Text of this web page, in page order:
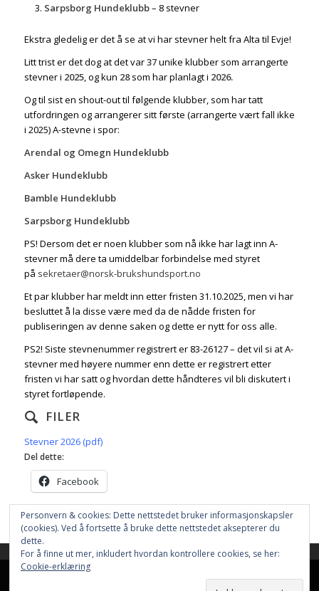
Sarpsborg Hundeklubb– 8 stevner
Ekstra gledelig er det å se at vi har stevner helt fra Alta til Evje!
Litt trist er det dog at det var37unike klubber som arrangerte
stevner i 2025, og kun 28som har planlagt i 2026.
Og til sist en shout-out til følgende klubber, som har tatt
utfordringen og arrangerer sitt første (arrangerte vært fall ikke
i 2025) A-stevne i spor:
Arendal og Omegn Hundeklubb
Asker Hundeklubb
Bamble Hundeklubb
Sarpsborg Hundeklubb
PS! Dersom det er noen klubber som nå ikke har lagt inn A-
stevner må dere ta umiddelbar forbindelse med styret
på sekretaer@norsk-brukshundsport.no
Et par klubber har meldt inn etter fristen 31.10.2025, men vi har
besluttet å la disse være med da de nådde fristen for
publiseringen av denne saken og dette er nytt for oss alle.
PS2! Siste stevnenummer registrert er 83-26127 – det vil si at A-
stevner med høyere nummer enn dette er registrert etter
fristen vi har satt og hvordan dette håndteres vil bli diskutert i
styret fortløpende.
FILER
Stevner 2026 (pdf)
Del dette:
Facebook
This site uses cookies. By continuing to browse the site, you are
Personvern & cookies: Dette nettstedet bruker informasjonskapsler
(cookies). Ved å fortsette å bruke dette nettstedet aksepterer du
dette.
For å finne ut mer, inkludert hvordan kontrollere cookies, se her:
Cookie-erklæring